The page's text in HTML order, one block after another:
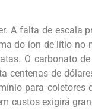
A falta de
do íon de lítio
O carbonato
centenas de
para
custos exigirá